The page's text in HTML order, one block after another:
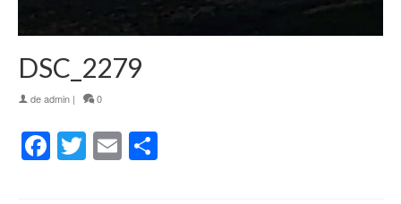
DSC_2279
deadmin | 0
Facebook
Twitter
Email